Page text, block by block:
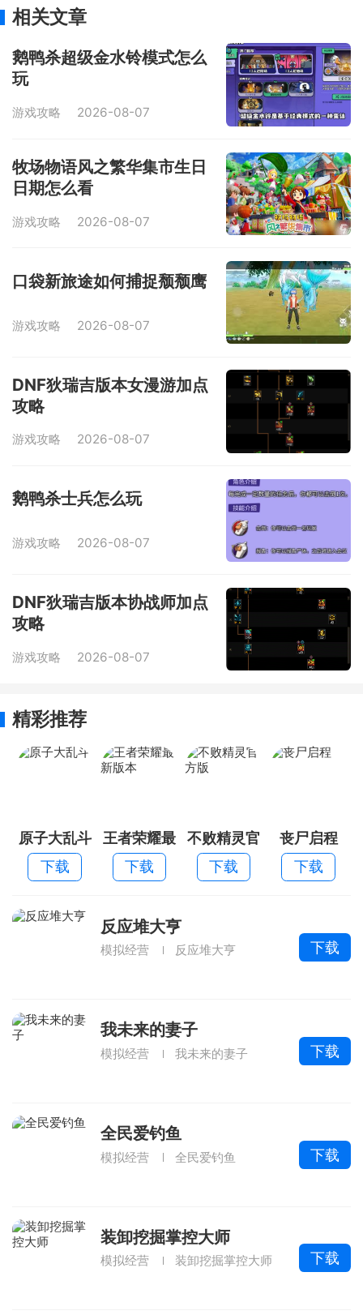
相关文章
鹅鸭杀超级金水铃模式怎么
玩
游戏攻略 2026-08-07
牧场物语风之繁华集市生日
日期怎么看
游戏攻略 2026-08-07
口袋新旅途如何捕捉颓颓鹰
游戏攻略 2026-08-07
DNF狄瑞吉版本女漫游加点
攻略
游戏攻略 2026-08-07
鹅鸭杀士兵怎么玩
游戏攻略 2026-08-07
DNF狄瑞吉版本协战师加点
攻略
游戏攻略 2026-08-07
精彩推荐
原子大乱斗
下载
王者荣耀最
新版本
下载
不败精灵官
方版
下载
丧尸启程
下载
反应堆大亨
模拟经营 反应堆大亨 下载
我未来的妻子
模拟经营 我未来的妻子 下载
全民爱钓鱼
模拟经营 全民爱钓鱼 下载
装卸挖掘掌控大师
模拟经营 装卸挖掘掌控大师 下载